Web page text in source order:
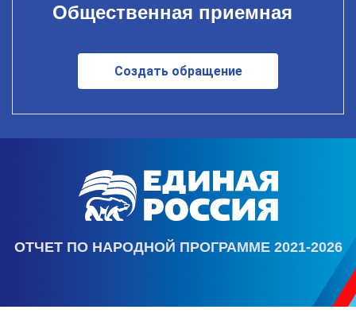
Общественная приемная
Создать обращение
ОТЧЕТ ПО НАРОДНОЙ ПРОГРАММЕ 2021-2026